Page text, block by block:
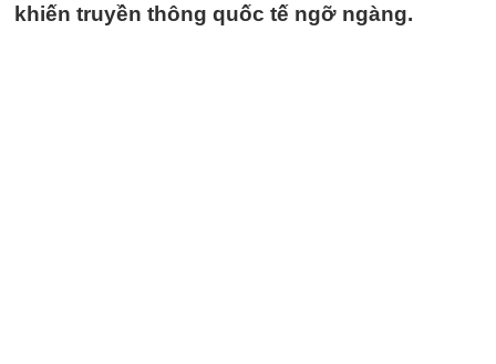
khiến truyền thông quốc tế ngỡ ngàng.